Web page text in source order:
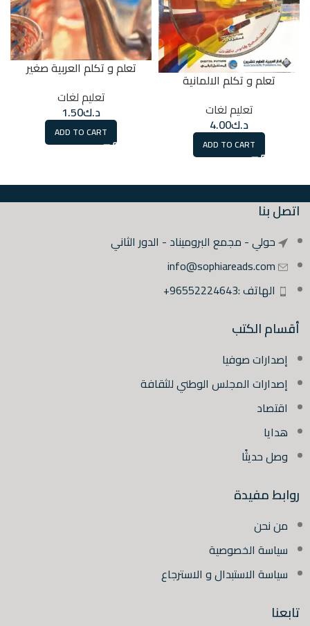
تعلم و تكلم الالمانية
تعليم لغات
د.ك4.00
ADD TO CART
تعلم و تكلم العربية صغير
تعليم لغات
د.ك1.50
ADD TO CART
اتصل بنا
حولي - مجمع البروميناد - الدور الثاني
info@sophiareads.com
الهاتف :96552224643+
أقسام الكتب
إصدارات صوفيا
إصدارات المجلس الوطني للثقافة
اقتصاد
هدايا
وصل حديثًا
روابط مفيدة
من نحن
سياسة الخصوصية
سياسة الاستبدال و الاسترجاع
تابعنا